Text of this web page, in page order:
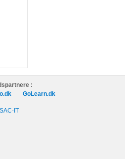
:
GoLearn.dk
IT